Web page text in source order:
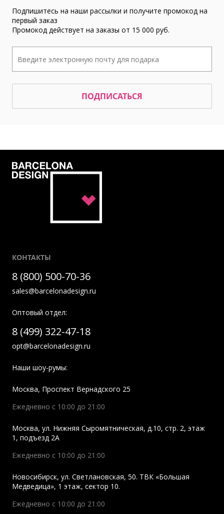
Подпишитесь на наши рассылки и получите промокод на
первый заказ
Промокод действует на заказы от 15 000 руб.
ПОДПИСАТЬСЯ
КОНТАКТЫ
8 (800) 500-70-36
sales@barcelonadesign.ru
Оптовый отдел:
8 (499) 322-47-18
opt@barcelonadesign.ru
Наши шоу-румы:
Москва, Проспект Вернадского 25
Ежедневно с 10:00 до 21:00
Москва, ул. Нижняя Сыромятническая, д.10, стр. 2, этаж
1, подъезд 2A
Ежедневно с 10:00 до 21:00
Новосибирск, ул. Светлановская, 50. ТВК «Большая
Медведица», 1 этаж, сектор 10.
Ежедневно с 10:00 до 21:00